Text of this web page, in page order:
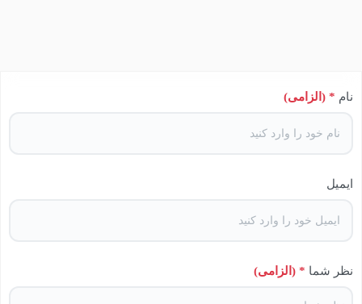
نام * (الزامی)
ایمیل
نظر شما * (الزامی)